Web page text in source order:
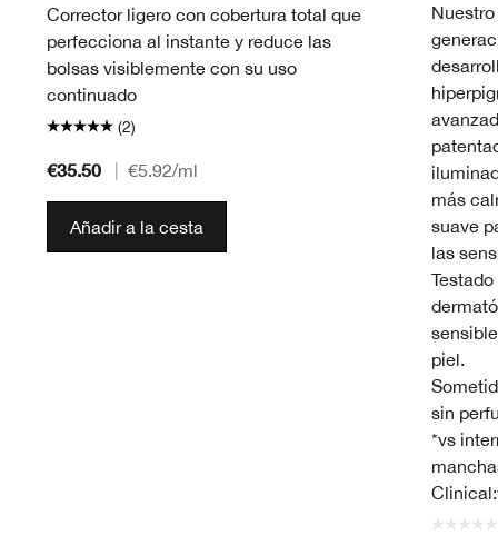
Corrector ligero con cobertura total que
perfecciona al instante y reduce las
bolsas visiblemente con su uso
continuado
(2)
€35.50 €5.92/ml
Añadir a la cesta
más
suave
las
piel.
sin
*vs